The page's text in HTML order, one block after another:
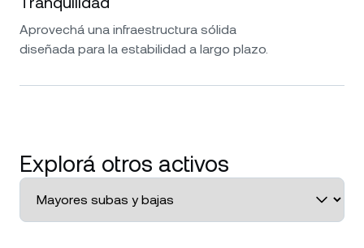
Aprovechá una infraestructura sólida
diseñada para la estabilidad a largo plazo.
Explorá otros activos